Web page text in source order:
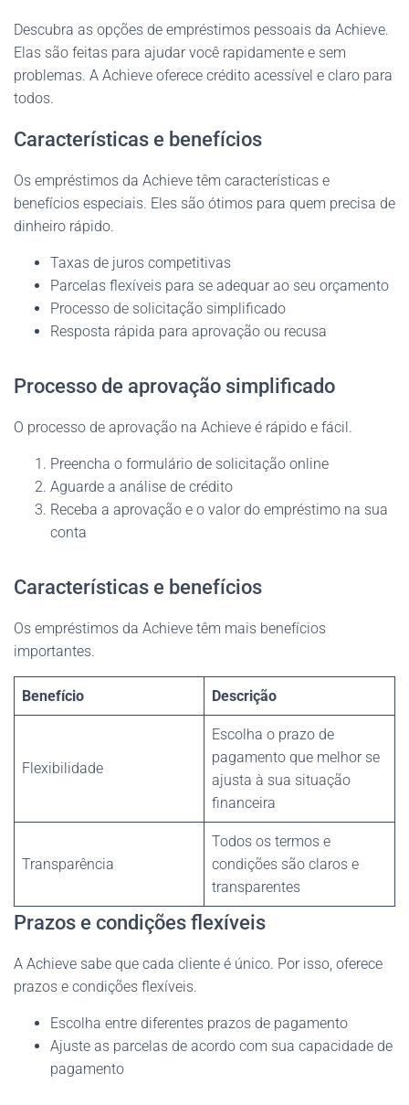
Descubra as opções de empréstimos pessoais da Achieve.
Elas são feitas para ajudar você rapidamente e sem
problemas. A Achieve oferece crédito acessível e claro para
todos.
Características e benefícios
Os empréstimos da Achieve têm características e
benefícios especiais. Eles são ótimos para quem precisa de
dinheiro rápido.
Taxas de juros competitivas
Parcelas flexíveis para se adequar ao seu orçamento
Processo de solicitação simplificado
Resposta rápida para aprovação ou recusa
Processo de aprovação simplificado
O processo de aprovação na Achieve é rápido e fácil.
Preencha o formulário de solicitação online
Aguarde a análise de crédito
Receba a aprovação e o valor do empréstimo na sua
conta
Características e benefícios
Os empréstimos da Achieve têm mais benefícios
importantes.
Benefício Descrição
Flexibilidade
Escolha o prazo de
pagamento que melhor se
ajusta à sua situação
financeira
Transparência
Todos os termos e
condições são claros e
transparentes
Prazos e condições flexíveis
A Achieve sabe que cada cliente é único. Por isso, oferece
prazos e condições flexíveis.
Escolha entre diferentes prazos de pagamento
Ajuste as parcelas de acordo com sua capacidade de
pagamento